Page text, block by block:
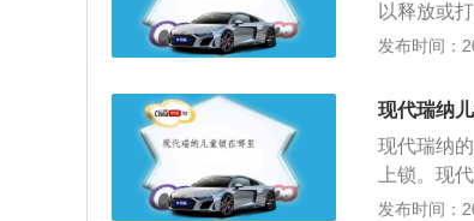
以释放或
将机械钥
单箭头教
方向推到
H，美国标
接口。
发布时间：
现代瑞纳
现代瑞纳
上锁。现
瑞纳运用
发布时间：